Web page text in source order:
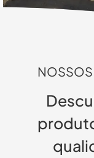
NOSSOS